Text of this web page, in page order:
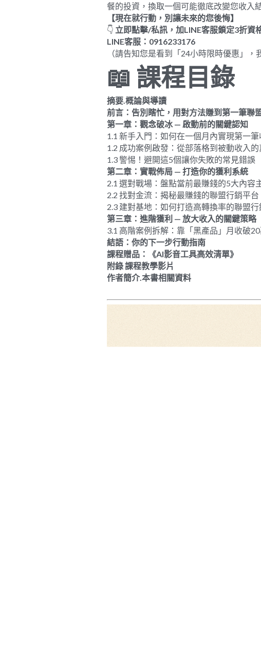
餐的投資，換取一個可能徹底改變您收入
【現在就行動，別讓未來的您後悔】
👇 立即點擊/私訊，加LINE客服鎖定3折資
LINE客服： 0916233176
（請告知您是看到「24小時限時優惠」，
📖 課程目錄
摘要.概論與導讀
前言：告別瞎忙，用對方法賺到第一筆聯
第一章：觀念破冰 — 啟動前的關鍵認知
1.1 新手入門：如何在一個月內實現第一筆
1.2 成功案例啟發：從部落格到被動收入
1.3 警惕！避開這5個讓你失敗的常見錯誤
第二章：實戰佈局 — 打造你的獲利系統
2.1 選對戰場：盤點當前最賺錢的5大內容
2.2 找對金流：揭秘最賺錢的聯盟行銷平台
2.3 建對基地：如何打造高轉換率的聯盟行
第三章：進階獲利 — 放大收入的關鍵策略
3.1 高階案例拆解：靠「黑產品」月收破
結語：你的下一步行動指南
課程贈品：《AI影音工具高效清單》
附錄 課程教學影片
作者簡介.本書相關資料